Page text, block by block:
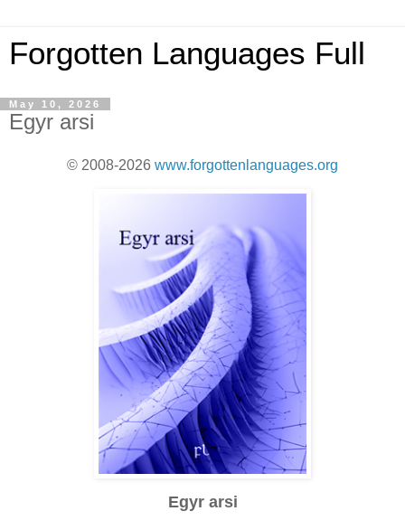
Forgotten Languages Full
May 10, 2026
Egyr arsi
© 2008-2026 www.forgottenlanguages.org
Egyr arsi